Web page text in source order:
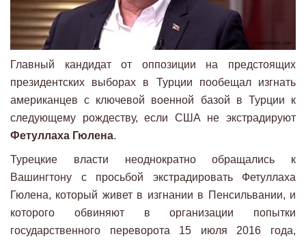
Главный кандидат от оппозиции на предстоящих
президентских выборах в Турции пообещал изгнать
американцев с ключевой военной базой в Турции к
следующему рождеству, если США не экстрадируют
Фетуллаха Гюлена.
Турецкие власти неоднократно обращались к
Вашингтону с просьбой экстрадировать Фетуллаха
Гюлена, который живет в изгнании в Пенсильвании, и
которого обвиняют в организации попытки
государственного переворота 15 июля 2016 года,